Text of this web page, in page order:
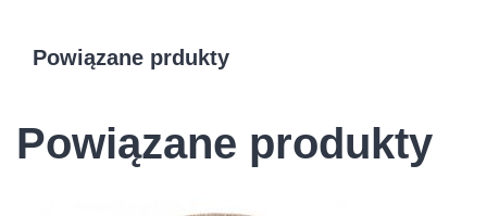
Powiązane prdukty
Powiązane produkty